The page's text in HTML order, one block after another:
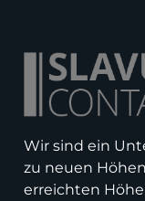
Wir sind ein
zu neuen
erreichten